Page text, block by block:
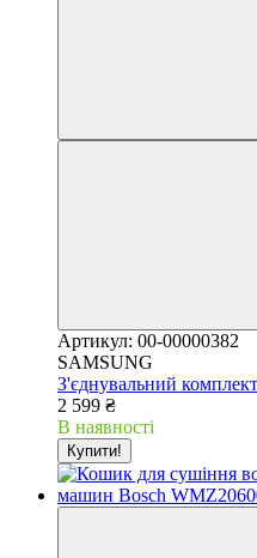
Артикул: 00-00000382
SAMSUNG
З'єднувальний
2 599 ₴
В наявності
Купити!